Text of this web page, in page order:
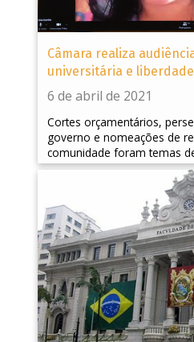
Câmara realiza
universitária e
6 de abril de 2021
Cortes orçamentários,
governo e nomeações de
comunidade foram temas